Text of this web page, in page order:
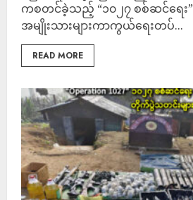
ကစတင်ခဲ့သည့် “၁၀၂၇ စစ်ဆင်ရေး
အမျိုးသားများကာကွယ်ရေးတပ်...
READ MORE